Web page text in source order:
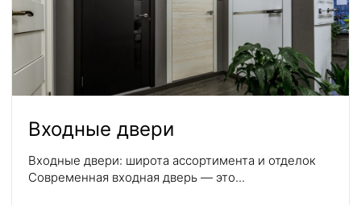
Входные двери
Входные двери: широта ассортимента и отделок
Современная входная дверь — это...